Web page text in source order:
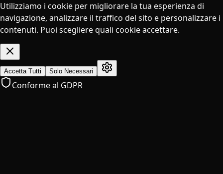
Utilizziamo i cookie per migliorare la tua esperienza di
navigazione, analizzare il traffico del sito e personalizzare i
contenuti. Puoi scegliere quali cookie accettare.
Accetta Tutti Solo Necessari
Conforme al GDPR